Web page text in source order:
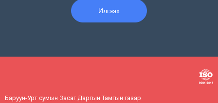
Илгээх
Баруун-Урт сумын Засаг Даргын Тамгын газар